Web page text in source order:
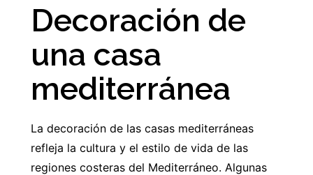
Decoración de
una casa
mediterránea
La decoración de las casas mediterráneas
refleja la cultura y el estilo de vida de las
regiones costeras del Mediterráneo. Algunas